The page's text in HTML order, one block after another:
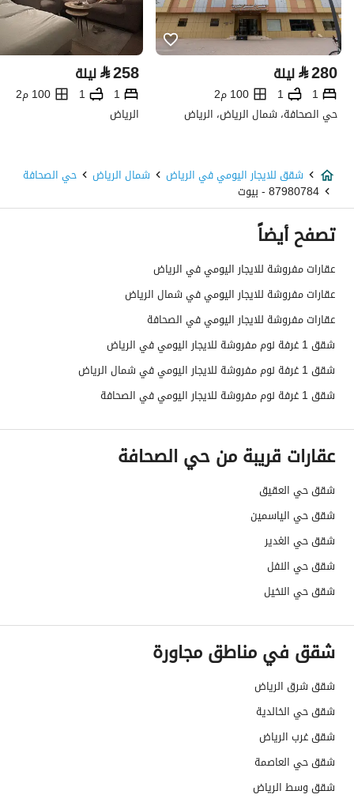
⃁280 ليلة
1
1
100 م2
حي الصحافة، شمال الرياض، الرياض
⃁258 ليلة
1
1
100 م2
الرياض
شقق للايجار اليومي في الرياض شمال الرياض حي الصحافة
87980784 - بيوت
تصفح أيضاً
عقارات مفروشة للايجار اليومي في الرياض
عقارات مفروشة للايجار اليومي في شمال الرياض
عقارات مفروشة للايجار اليومي في الصحافة
شقق 1 غرفة نوم مفروشة للايجار اليومي في الرياض
شقق 1 غرفة نوم مفروشة للايجار اليومي في شمال الرياض
شقق 1 غرفة نوم مفروشة للايجار اليومي في الصحافة
عقارات قريبة من حي الصحافة
شقق حي العقيق
شقق حي الياسمين
شقق حي الغدير
شقق حي النفل
شقق حي النخيل
شقق في مناطق مجاورة
شقق شرق الرياض
شقق حي الخالدية
شقق غرب الرياض
شقق حي العاصمة
شقق وسط الرياض